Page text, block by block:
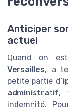
Anticiper
actuel
Quand on
Versailles, la
petite partie d’
administratif,
indemnité.